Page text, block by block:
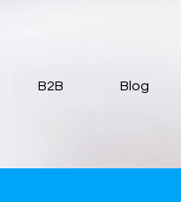
B2B Blog